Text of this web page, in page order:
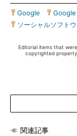
Google
ソーシャルソフト
Editorial items that
copyrighted
関連記事